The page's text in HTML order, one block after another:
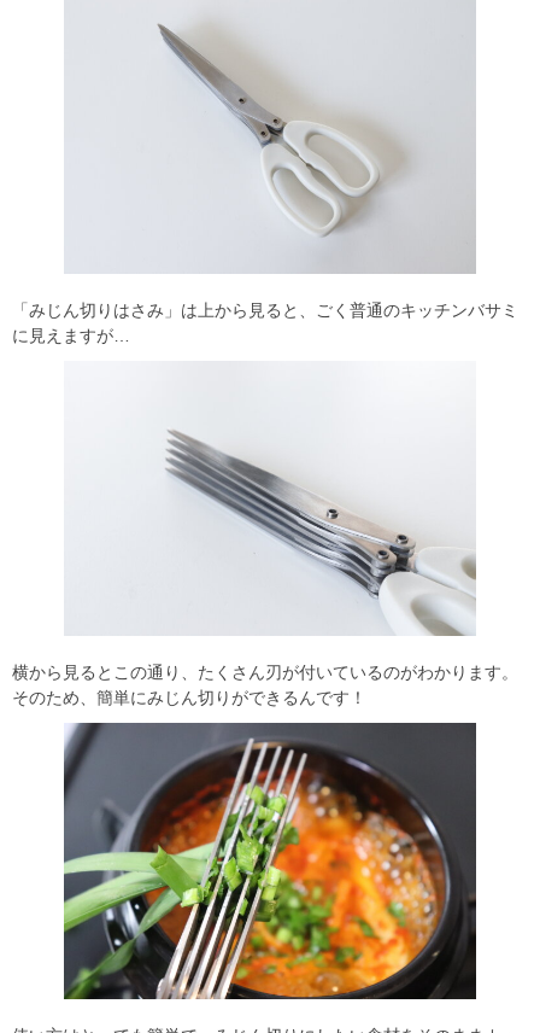
「みじん切りはさみ」は上から見ると、ごく普通のキッチンバサミ
に見えますが…
横から見るとこの通り、たくさん刃が付いているのがわかります。
そのため、簡単にみじん切りができるんです！